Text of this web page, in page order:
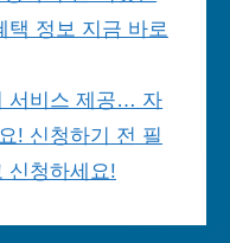
택 정보 지금 바로
서비스 제공… 자
! 신청하기 전 필
신청하세요!